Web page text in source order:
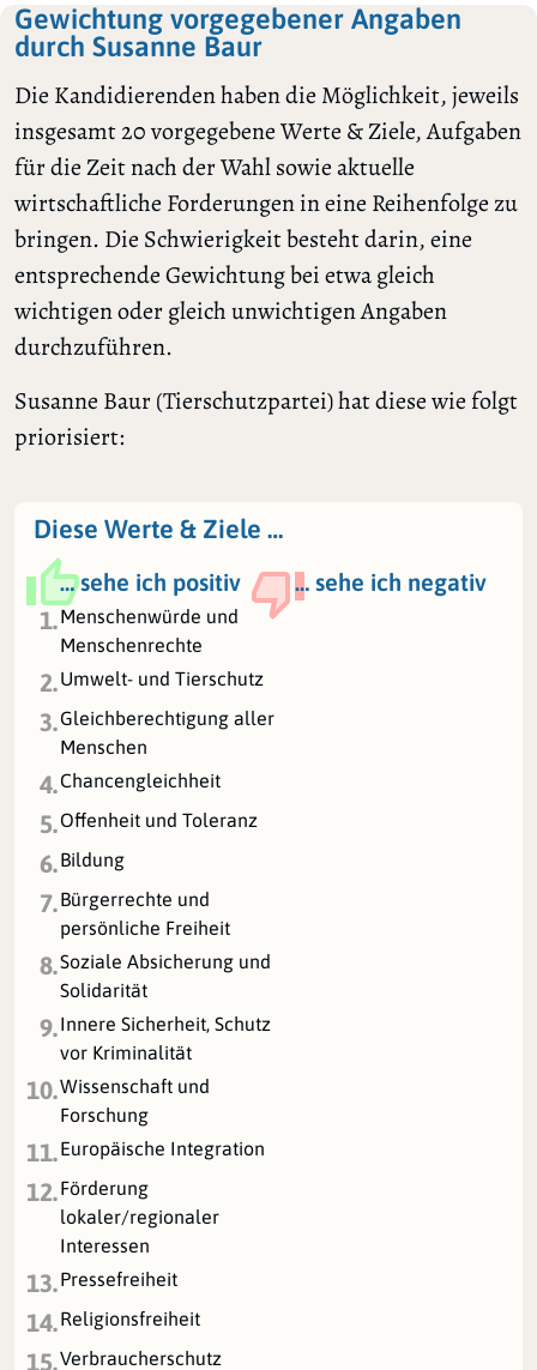
Gewichtung vorgegebener Angaben
durch Susanne Baur
Die Kandidierenden haben die Möglichkeit, jeweils
insgesamt 20 vorgegebene Werte & Ziele, Aufgaben
für die Zeit nach der Wahl sowie aktuelle
wirtschaftliche Forderungen in eine Reihenfolge zu
bringen. Die Schwierigkeit besteht darin, eine
entsprechende Gewichtung bei etwa gleich
wichtigen oder gleich unwichtigen Angaben
durchzuführen.
Susanne Baur (Tierschutzpartei) hat diese wie folgt
priorisiert:
Diese Werte & Ziele …
… sehe ich positiv
… sehe ich negativ
1.Menschenwürde und
Menschenrechte
2.Umwelt- und Tierschutz
3.Gleichberechtigung aller
Menschen
4.Chancengleichheit
5.Offenheit und Toleranz
6.Bildung
7.Bürgerrechte und
persönliche Freiheit
8.Soziale Absicherung und
Solidarität
9.Innere Sicherheit, Schutz
vor Kriminalität
10.Wissenschaft und
Forschung
11.Europäische Integration
12.Förderung
lokaler/regionaler
Interessen
13.Pressefreiheit
14.Religionsfreiheit
15.Verbraucherschutz